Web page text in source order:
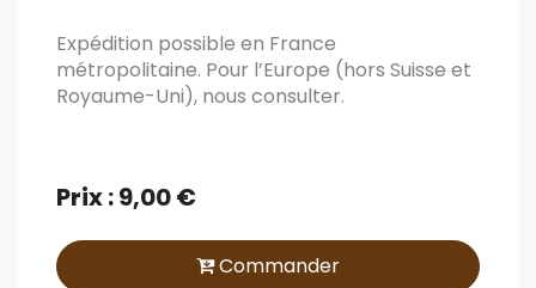
Expédition possible en France
métropolitaine. Pour l’Europe (hors Suisse et
Royaume-Uni), nous consulter.
Prix : 9,00 €
Commander